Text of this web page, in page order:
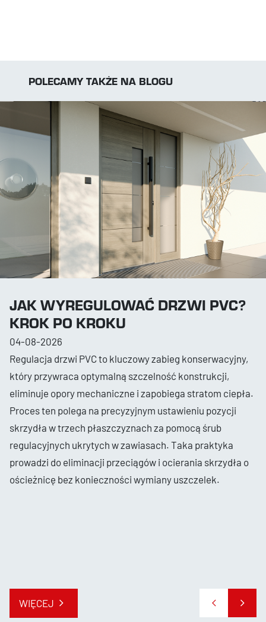
POLECAMY TAKŻE NA BLOGU
JAK WYREGULOWAĆ DRZWI PVC?
KROK PO KROKU
04-08-2026
Regulacja drzwi PVC to kluczowy zabieg konserwacyjny,
który przywraca optymalną szczelność konstrukcji,
eliminuje opory mechaniczne i zapobiega stratom ciepła.
Proces ten polega na precyzyjnym ustawieniu pozycji
skrzydła w trzech płaszczyznach za pomocą śrub
regulacyjnych ukrytych w zawiasach. Taka praktyka
prowadzi do eliminacji przeciągów i ocierania skrzydła o
ościeżnicę bez konieczności wymiany uszczelek.
WIĘCEJ